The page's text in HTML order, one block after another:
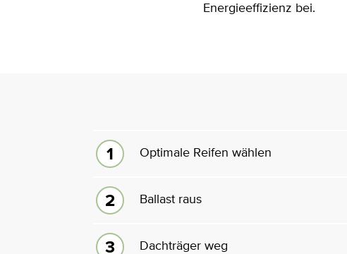
Energieeffizienz bei.
Optimale Reifen wählen
Ballast raus
Dachträger weg